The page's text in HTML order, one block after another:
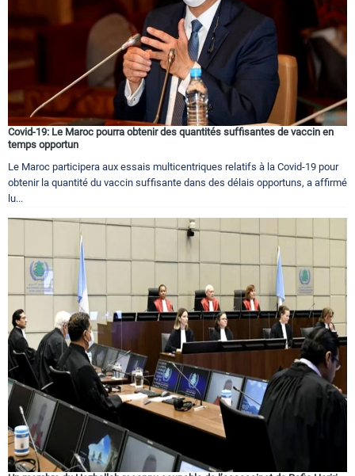
Covid-19: Le Maroc pourra obtenir des quantités suffisantes de vaccin en
temps opportun
Le Maroc participera aux essais multicentriques relatifs à la Covid-19 pour
obtenir la quantité du vaccin suffisante dans des délais opportuns, a affirmé
lu...